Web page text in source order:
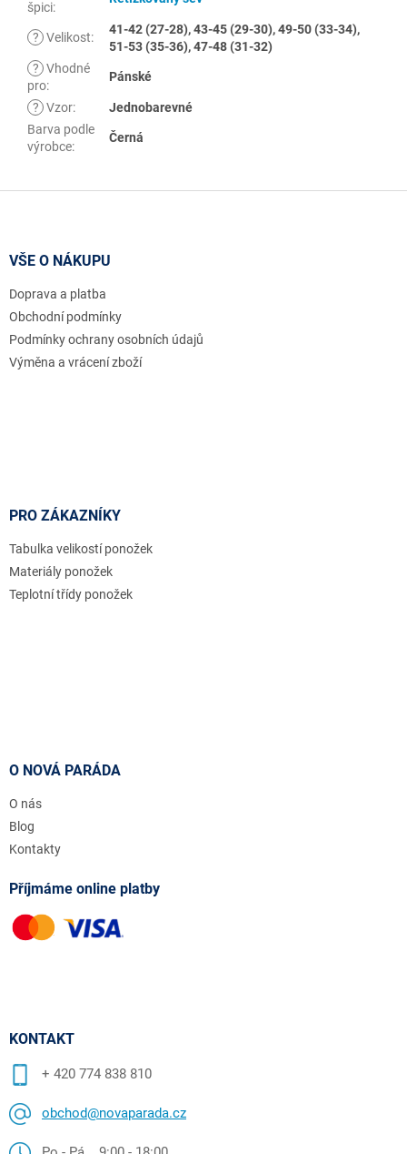
špici:
? Velikost:
41-42 (27-28), 43-45 (29-30), 49-50 (33-34),
51-53 (35-36), 47-48 (31-32)
? Vhodné
pro:
Pánské
? Vzor:
Jednobarevné
Barva podle
výrobce:
Černá
VŠE O NÁKUPU
Doprava a platba
Obchodní podmínky
Podmínky ochrany osobních údajů
Výměna a vrácení zboží
PRO ZÁKAZNÍKY
Tabulka velikostí ponožek
Materiály ponožek
Teplotní třídy ponožek
O NOVÁ PARÁDA
O nás
Blog
Kontakty
Příjmáme online platby
KONTAKT
+ 420 774 838 810
obchod@novaparada.cz